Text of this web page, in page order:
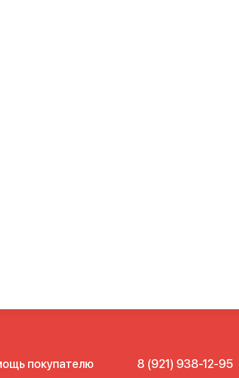
покупателю 8 (921) 938-12-95